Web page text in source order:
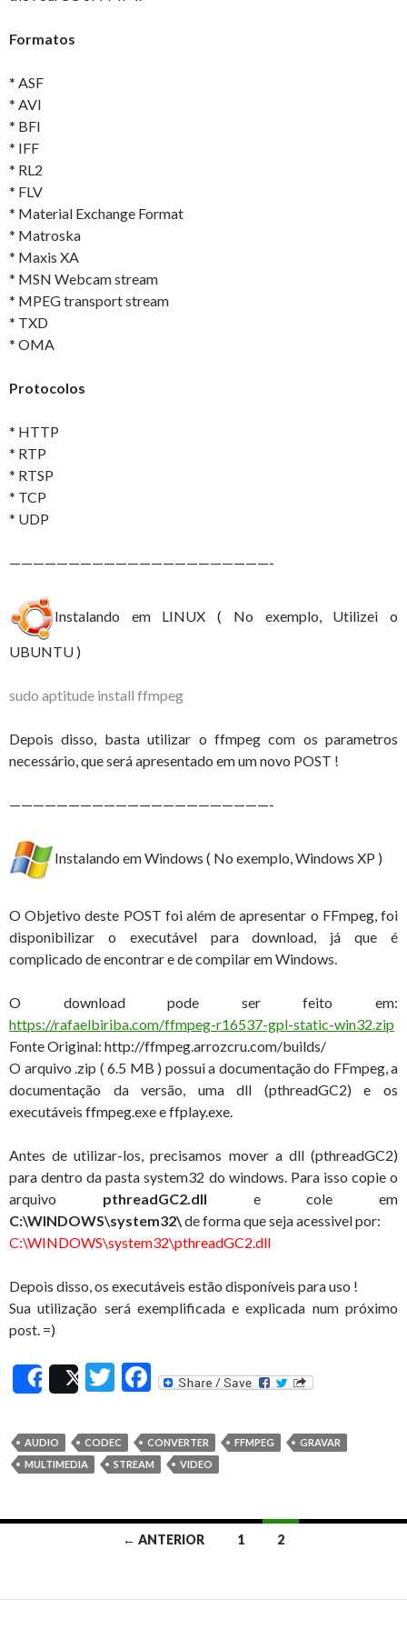
Formatos
* ASF
* AVI
* BFI
* IFF
* RL2
* FLV
* Material Exchange Format
* Matroska
* Maxis XA
* MSN Webcam stream
* MPEG transport stream
* TXD
* OMA
Protocolos
* HTTP
* RTP
* RTSP
* TCP
* UDP
——————————————————————-
Instalando em LINUX ( No exemplo, Utilizei o
UBUNTU )
sudo aptitude install ffmpeg
Depois disso, basta utilizar o ffmpeg com os parametros
necessário, que será apresentado em um novo POST !
——————————————————————-
Instalando em Windows ( No exemplo, Windows XP )
O Objetivo deste POST foi além de apresentar o FFmpeg, foi
disponibilizar o executável para download, já que é
complicado de encontrar e de compilar em Windows.
O download pode ser feito em:
https://rafaelbiriba.com/ffmpeg-r16537-gpl-static-win32.zip
Fonte Original: http://ffmpeg.arrozcru.com/builds/
O arquivo .zip ( 6.5 MB ) possui a documentação do FFmpeg, a
documentação da versão, uma dll (pthreadGC2) e os
executáveis ffmpeg.exe e ffplay.exe.
Antes de utilizar-los, precisamos mover a dll (pthreadGC2)
para dentro da pasta system32 do windows. Para isso copie o
arquivo pthreadGC2.dll e cole em
C:\WINDOWS\system32\de forma que seja acessivel por:
C:\WINDOWS\system32\pthreadGC2.dll
Depois disso, os executáveis estão disponíveis para uso !
Sua utilização será exemplificada e explicada num próximo
post. =)
SharePostT
itt
er
F
e
b
o
k
AUDIO CODEC CONVERTER FFMPEG
GRAVAR
MULTIMEDIA
STREAM VIDEO
por
← ANTERIOR 1 2